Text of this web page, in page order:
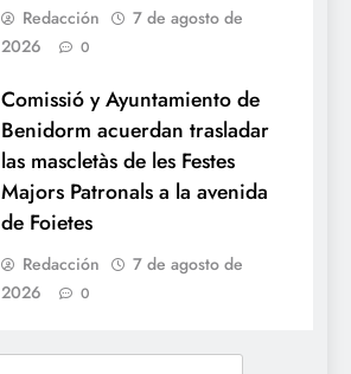
Redacción
7 de agosto de
2026
0
Comissió y Ayuntamiento de
Benidorm acuerdan trasladar
las mascletàs de les Festes
Majors Patronals a la avenida
de Foietes
Redacción
7 de agosto de
2026
0